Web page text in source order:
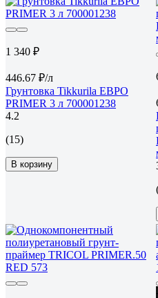
1 340 ₽
446.67 ₽/л
Грунтовка Tikkurila ЕВРО
PRIMER 3 л 700001238
4.2
(15)
В корзину